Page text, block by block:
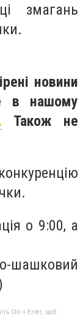
змагань
новини
в нашому
Також не
о 9:00, а
шашковий
Ctrl + Enter, щоб